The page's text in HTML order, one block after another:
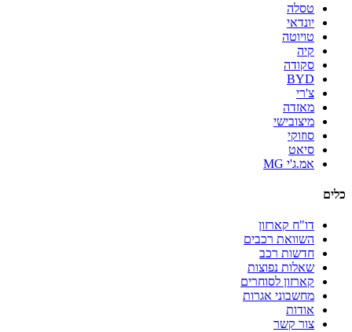
טסלה
יונדאי
טויוטה
קיה
סקודה
BYD
צ'רי
מאזדה
מיצובישי
סוזוקי
סיאט
אמ.ג'י MG
כלים
דו"ח קארזון
השוואת רכבים
חדשות רכב
שאלות נפוצות
קארזון לסוחרים
מחשבוני אגרות
אודות
צור קשר